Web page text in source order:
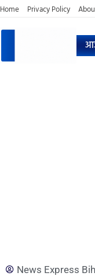
Home Privacy Policy
News Express